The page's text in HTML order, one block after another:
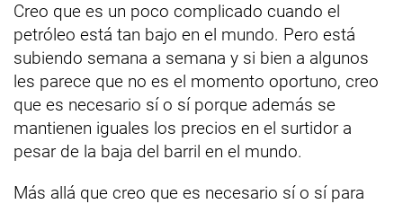
Creo que es un poco complicado cuando el
petróleo está tan bajo en el mundo. Pero está
subiendo semana a semana y si bien a algunos
les parece que no es el momento oportuno, creo
que es necesario sí o sí porque además se
mantienen iguales los precios en el surtidor a
pesar de la baja del barril en el mundo.
Más allá que creo que es necesario sí o sí para